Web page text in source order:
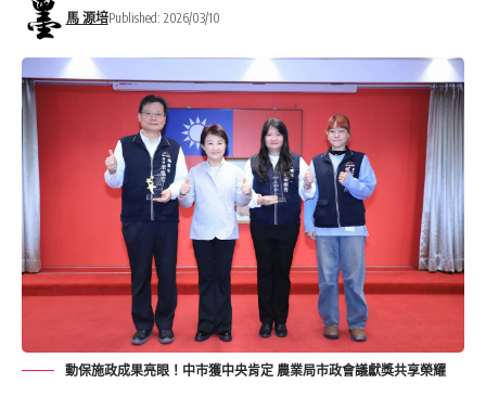
馬 源培Published: 2026/03/10
動保施政成果亮眼！中市獲中央肯定 農業局市政會議獻獎共享榮耀